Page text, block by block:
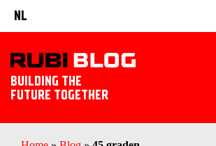
NL
BUILDING THE
FUTURE TOGETHER
HOME